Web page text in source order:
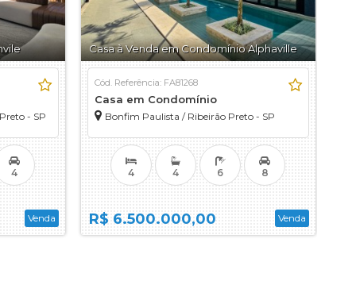
- SP
Venda
4
Casa à Venda em Condomínio Alphaville
Cód. Referência: FA81268
Casa em Condomínio
Bonfim Paulista / Ribeirão Preto - SP
Venda
R$ 6.500.000,00
4 4 6 8